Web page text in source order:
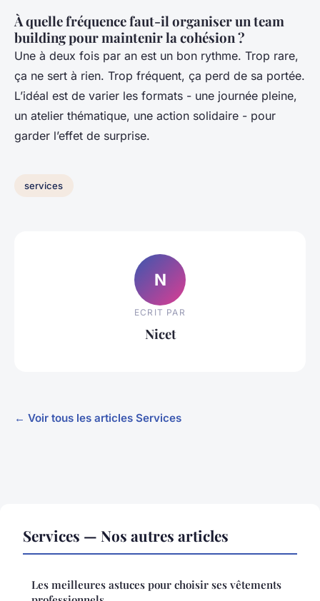
À quelle fréquence faut-il organiser un team
building pour maintenir la cohésion ?
Une à deux fois par an est un bon rythme. Trop rare,
ça ne sert à rien. Trop fréquent, ça perd de sa portée.
L’idéal est de varier les formats - une journée pleine,
un atelier thématique, une action solidaire - pour
garder l’effet de surprise.
services
N
ECRIT PAR
Nicet
← Voir tous les articles Services
Services — Nos autres articles
Les meilleures astuces pour choisir ses vêtements